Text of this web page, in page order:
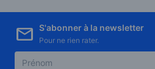
S'abonner à la newsletter
Pour ne rien rater.